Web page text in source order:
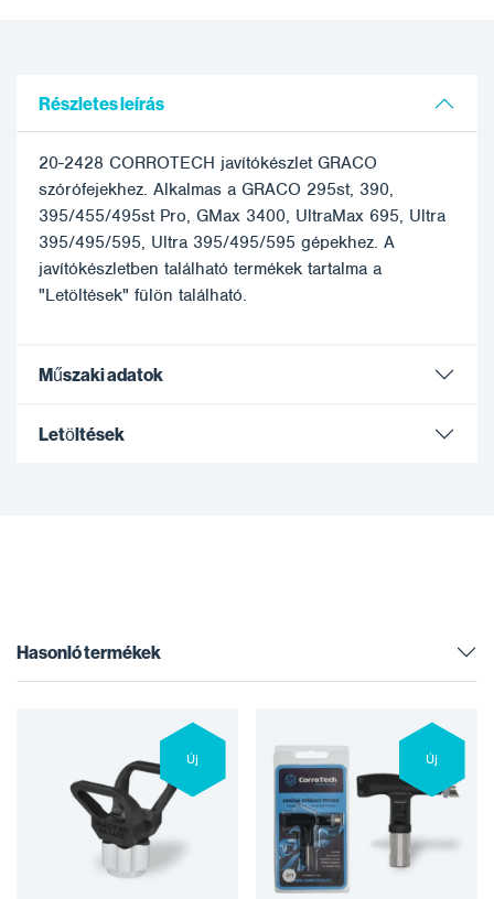
Részletes leírás
20-2428 CORROTECH javítókészlet GRACO
szórófejekhez. Alkalmas a GRACO 295st, 390,
395/455/495st Pro, GMax 3400, UltraMax 695, Ultra
395/495/595, Ultra 395/495/595 gépekhez. A
javítókészletben található termékek tartalma a
"Letöltések" fülön található.
Műszaki adatok
Letöltések
Hasonló termékek
Új Új